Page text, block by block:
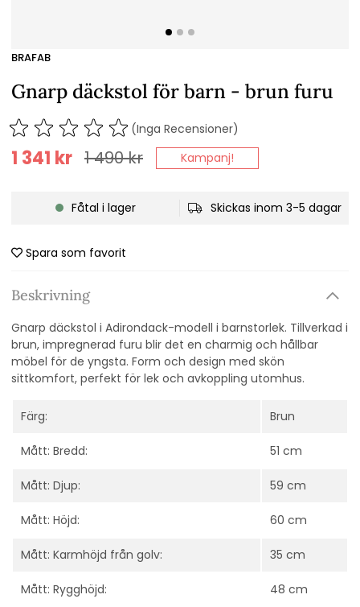
BRAFAB
Gnarp däckstol för barn - brun furu
(Inga Recensioner)
1 490kr
1 341 kr Kampanj!
Fåtal i lager Skickas inom 3-5 dagar
Spara som favorit
Beskrivning
Gnarp däckstol i Adirondack-modell i barnstorlek. Tillverkad i
brun, impregnerad furu blir det en charmig och hållbar
möbel för de yngsta. Form och design med skön
sittkomfort, perfekt för lek och avkoppling utomhus.
Färg: Brun
Mått: Bredd: 51 cm
Mått: Djup: 59 cm
Mått: Höjd: 60 cm
Mått: Karmhöjd från golv: 35 cm
Mått: Rygghöjd: 48 cm